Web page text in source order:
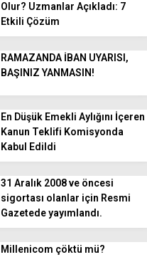
Olur? Uzmanlar Açıkladı: 7
Etkili Çözüm
RAMAZANDA İBAN UYARISI,
BAŞINIZ YANMASIN!
En Düşük Emekli Aylığını İçeren
Kanun Teklifi Komisyonda
Kabul Edildi
31 Aralık 2008 ve öncesi
sigortası olanlar için Resmi
Gazetede yayımlandı.
Millenicom çöktü mü?